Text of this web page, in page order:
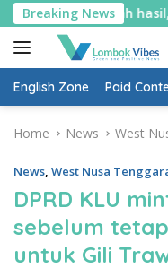
Skip
to
content
Breaking News
Utara serahkan
English Zone Paid
Home News West
News, West Nusa
DPRD KLU
sebelum
untuk Gili